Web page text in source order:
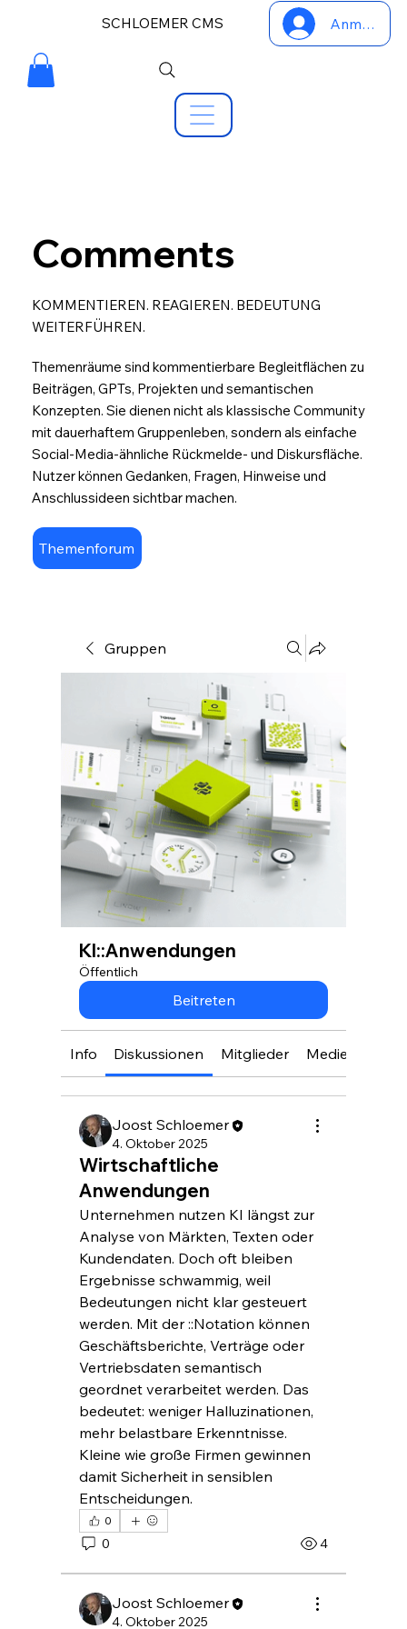
SCHLOEMER CMS Anmelden
Gruppen
KI::Anwendungen
Öffentlich
Beitreten
Info Diskussionen Mitglieder Medien
Joost Schloemer
4. Oktober 2025
Wirtschaftliche
Anwendungen
Unternehmen nutzen KI längst zur
Analyse von Märkten, Texten oder
Kundendaten. Doch oft bleiben
Ergebnisse schwammig, weil
Bedeutungen nicht klar gesteuert
werden. Mit der ::Notation können
Geschäftsberichte, Verträge oder
Vertriebsdaten semantisch
geordnet verarbeitet werden. Das
bedeutet: weniger Halluzinationen,
mehr belastbare Erkenntnisse.
Kleine wie große Firmen gewinnen
damit Sicherheit in sensiblen
Entscheidungen.
0
0 4
Joost Schloemer
4. Oktober 2025
Comments
KOMMENTIEREN. REAGIEREN. BEDEUTUNG
WEITERFÜHREN.
Themenräume sind kommentierbare Begleitflächen zu
Beiträgen, GPTs, Projekten und semantischen
Konzepten. Sie dienen nicht als klassische Community
mit dauerhaftem Gruppenleben, sondern als einfache
Social-Media-ähnliche Rückmelde- und Diskursfläche.
Nutzer können Gedanken, Fragen, Hinweise und
Anschlussideen sichtbar machen.
Themenforum